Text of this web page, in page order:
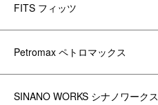
FITS フィッツ
Petromax ペトロマックス
SINANO WORKS シナノワークス